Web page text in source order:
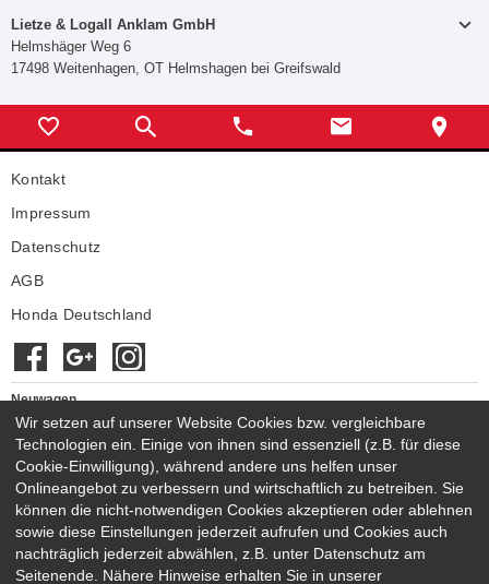
E-MAIL SENDEN
Montag - Freitag
08:00 - 16:30 Uhr
Montag - Freitag
Samstag
Montag - Freitag
Samstag
Sonntag
Lietze & Logall Anklam GmbH
Helmshäger Weg 6
17498 Weitenhagen, OT Helmshagen bei Greifswald
Telefax:
E-MAIL SENDEN
Montag - Freitag
Samstag
Sonntag
Teiledienst
Montag - Freitag
Samstag
Voranmeldung/nach Vereinbarung)
Sonntag
geschlossen
Verkauf
Montag - Freitag
09:00 - 17.30 Uhr
Samstag
Schautag, keine Beratung (oder
nach Vereinbarung 09:00-12:00)
Sonntag
nur Schautag, keine Beratung
Kontakt
Impressum
Datenschutz
AGB
Honda Deutschland
Neuwagen
Honda Neuwagen
Gebrauchtwagen
Honda Gebrauchtwagen
Honda Vorführwagen
Gesamtbestand
NEUWAGENMODELLE
Wir setzen auf unserer Website Cookies bzw. vergleichbare
Technologien ein. Einige von ihnen sind essenziell (z.B. für diese
Cookie-Einwilligung), während andere uns helfen unser
Onlineangebot zu verbessern und wirtschaftlich zu betreiben. Sie
können die nicht-notwendigen Cookies akzeptieren oder ablehnen
sowie diese Einstellungen jederzeit aufrufen und Cookies auch
nachträglich jederzeit abwählen, z.B. unter Datenschutz am
Seitenende. Nähere Hinweise erhalten Sie in unserer